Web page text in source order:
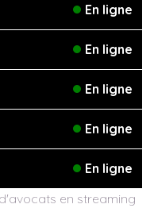
En ligne
En ligne
En ligne
En ligne
En ligne
en streaming